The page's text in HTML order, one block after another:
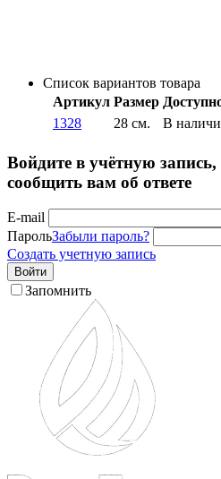
Список вариантов товара
Артикул Размер
1328
28 см. В
Войдите в учётную
сообщить вам об ответе
E-mail
ПарольЗабыли пароль?
Создать учетную запись
Войти
Запомнить